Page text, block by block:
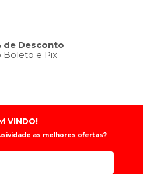
de Desconto
Boleto e Pix
VINDO!
as melhores ofertas?